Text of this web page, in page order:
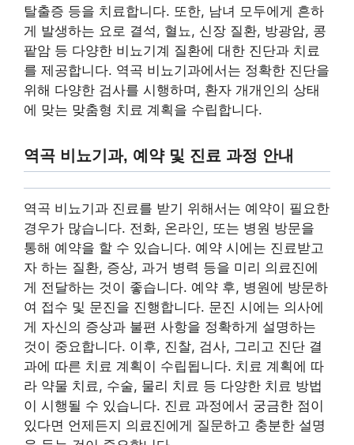
탈출증 등을 치료합니다. 또한, 남녀 모두에게 흔하
게 발생하는 요로 결석, 혈뇨, 신장 질환, 방광암, 콩
팥암 등 다양한 비뇨기계 질환에 대한 진단과 치료
를 제공합니다. 역곡 비뇨기과에서는 정확한 진단을
위해 다양한 검사를 시행하며, 환자 개개인의 상태
에 맞는 맞춤형 치료 계획을 수립합니다.
역곡 비뇨기과, 예약 및 진료 과정 안내
역곡 비뇨기과 진료를 받기 위해서는 예약이 필요한
경우가 많습니다. 전화, 온라인, 또는 병원 방문을
통해 예약을 할 수 있습니다. 예약 시에는 진료받고
자 하는 질환, 증상, 과거 병력 등을 미리 의료진에
게 전달하는 것이 좋습니다. 예약 후, 병원에 방문하
여 접수 및 문진을 진행합니다. 문진 시에는 의사에
게 자신의 증상과 불편 사항을 정확하게 설명하는
것이 중요합니다. 이후, 진찰, 검사, 그리고 진단 결
과에 따른 치료 계획이 수립됩니다. 치료 계획에 따
라 약물 치료, 수술, 물리 치료 등 다양한 치료 방법
이 시행될 수 있습니다. 진료 과정에서 궁금한 점이
있다면 언제든지 의료진에게 질문하고 충분한 설명